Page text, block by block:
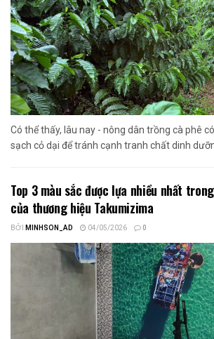
Có thể thấy, lâu nay - nông dân trồng cà phê
sạch cỏ dại để tránh cạnh tranh chất dinh
Top 3 màu sắc được lựa nhiều nhất
của thương hiệu Takumizima
BỞI MINHSON_AD 04/05/2026 0